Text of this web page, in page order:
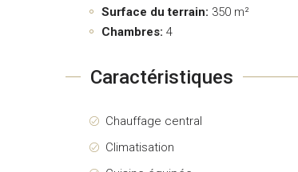
Surface du terrain: 350 m²
Chambres: 4
Caractéristiques
Chauffage central
Climatisation